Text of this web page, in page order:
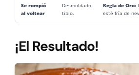
Se rompió
al voltear
Desmoldado
tibio.
Regla de Oro:
esté fría de
¡El Resultado!